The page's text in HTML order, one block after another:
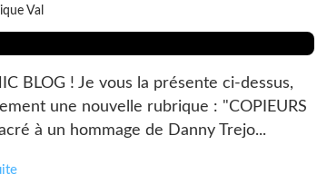
Val
BLOG ! Je vous la présente ci-dessus,
une nouvelle rubrique : "COPIEURS
à un hommage de Danny Trejo...